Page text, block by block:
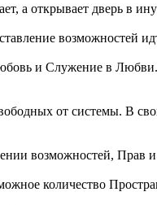
а открывает дверь в
возможностей
и Служение в Любви.
от системы. В
возможностей, Прав и
количество